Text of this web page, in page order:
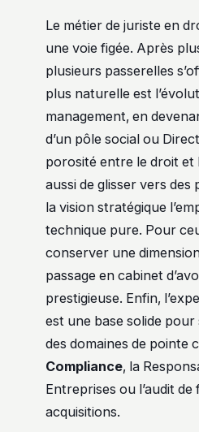
Le métier de juriste en
une voie figée. Après
plusieurs passerelles
plus naturelle est
management, en
d’un pôle social ou
porosité entre le droit et
aussi de glisser vers des
la vision stratégique
technique pure. Pour
conserver une
passage en cabinet
prestigieuse. Enfin,
est une base solide pour
des domaines de pointe
Compliance, la
Entreprises ou l’audit
acquisitions.